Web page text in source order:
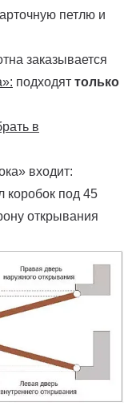
петлю и
заказывается
подходят только
в
входит:
коробок под 45
открывания